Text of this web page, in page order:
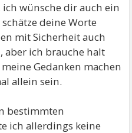
wünsche dir auch ein
deine Worte
mit Sicherheit auch
aber ich brauche halt
Gedanken machen
allein sein.
bestimmten
ich allerdings keine